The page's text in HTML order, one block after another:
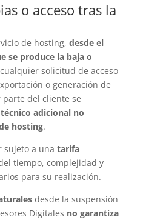
o acceso tras la
de hosting, desde el
se produce la baja o
solicitud de acceso
o generación de
del cliente se
adicional no
hosting.
sujeto a una tarifa
tiempo, complejidad y
para su realización.
desde la suspensión
Digitales no garantiza